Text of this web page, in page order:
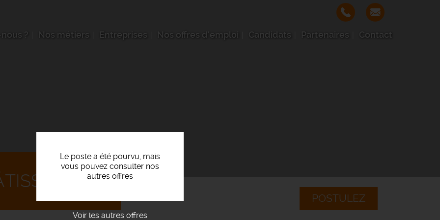
? Nos métiers Entreprises Nos offres d'emploi Candidats Partenaires Contact
Le poste a été pourvu, mais
vous pouvez consulter nos
autres offres
Voir les autres offres
POSTULEZ
F/H